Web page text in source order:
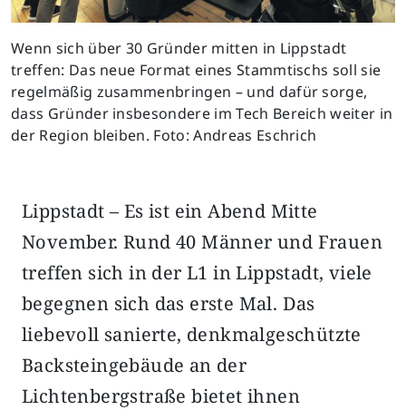
Wenn sich über 30 Gründer mitten in Lippstadt
treffen: Das neue Format eines Stammtischs soll sie
regelmäßig zusammenbringen – und dafür sorge,
dass Gründer insbesondere im Tech Bereich weiter in
der Region bleiben. Foto: Andreas Eschrich
Lippstadt – Es ist ein Abend Mitte
November. Rund 40 Männer und Frauen
treffen sich in der L1 in Lippstadt, viele
begegnen sich das erste Mal. Das
liebevoll sanierte, denkmalgeschützte
Backsteingebäude an der
Lichtenbergstraße bietet ihnen